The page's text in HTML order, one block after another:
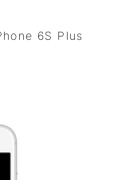
6S Plus